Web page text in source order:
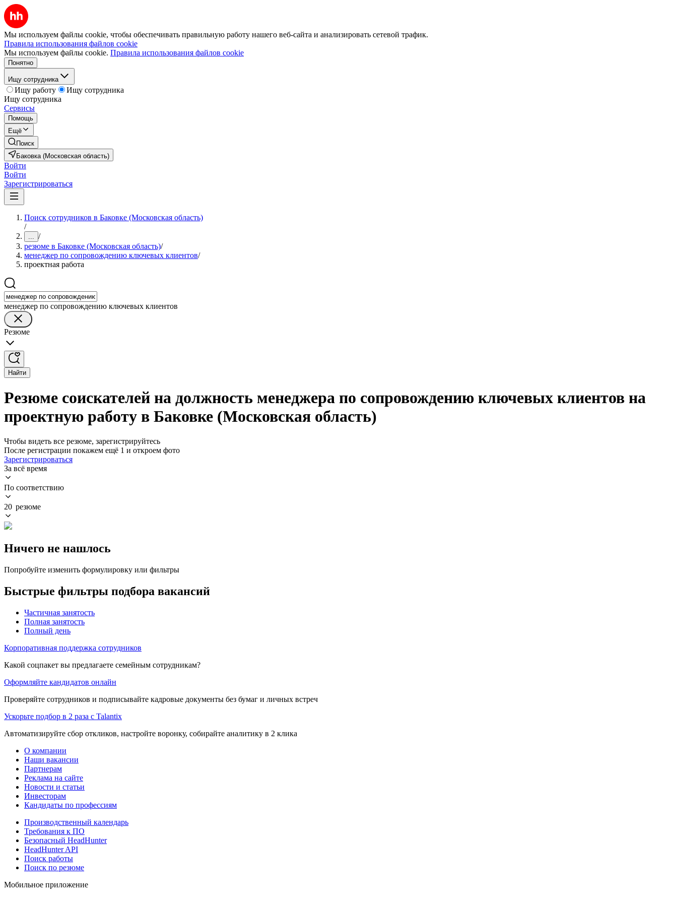
Мы используем файлы cookie, чтобы обеспечивать правильную работу нашего веб-сайта и анализировать сетевой трафик.
Правила использования файлов cookie
Мы используем файлы cookie. Правила использования файлов cookie
Понятно
Ищу сотрудника
Ищу работу
Ищу сотрудника
Ищу сотрудника
Сервисы
Помощь
Ещё
Поиск
Баковка (Московская область)
Войти
Войти
Зарегистрироваться
Поиск сотрудников в Баковке (Московская область)
/
... /
резюме в Баковке (Московская область)/
менеджер по сопровождению ключевых клиентов/
проектная работа
менеджер по сопровождению ключевых клиентов
Резюме
Найти
Резюме соискателей на должность менеджера по сопровождению ключевых клиентов на
проектную работу в Баковке (Московская область)
Чтобы видеть все резюме, зарегистрируйтесь
После регистрации покажем ещё 1 и откроем фото
Зарегистрироваться
За всё время
По соответствию
20 резюме
Ничего не нашлось
Попробуйте изменить формулировку или фильтры
Быстрые фильтры подбора вакансий
Частичная занятость
Полная занятость
Полный день
Корпоративная поддержка сотрудников
Какой соцпакет вы предлагаете семейным сотрудникам?
Оформляйте кандидатов онлайн
Проверяйте сотрудников и подписывайте кадровые документы без бумаг и личных встреч
Ускорьте подбор в 2 раза с Talantix
Автоматизируйте сбор откликов, настройте воронку, собирайте аналитику в 2 клика
О компании
Наши вакансии
Партнерам
Реклама на сайте
Новости и статьи
Инвесторам
Кандидаты по профессиям
Производственный календарь
Требования к ПО
Безопасный HeadHunter
HeadHunter API
Поиск работы
Поиск по резюме
Мобильное приложение